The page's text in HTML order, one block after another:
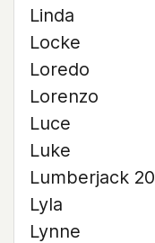
Linda
Locke
Loredo
Lorenzo
Luce
Luke
Lumberjack 20
Lyla
Lynne